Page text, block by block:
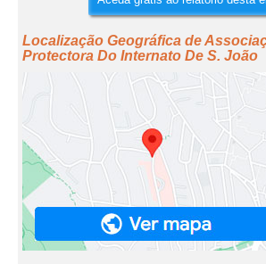
Localização Geográfica de
Protectora Do Internato De S. João